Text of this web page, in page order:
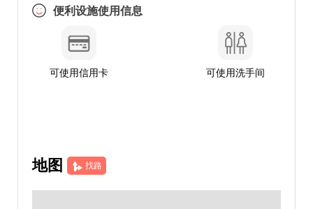
便利设施使用信息
可使用信用卡 可使用洗手间
地图 找路